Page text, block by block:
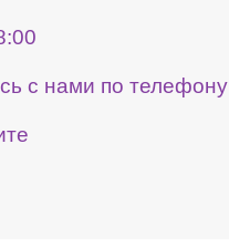
с нами по телефону